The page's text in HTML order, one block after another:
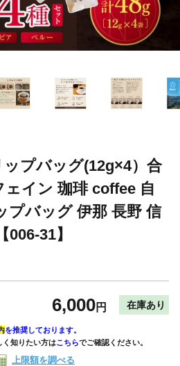
ップバッグ(12g×4）合
ェイン 珈琲 coffee 自
プバッグ 伊那 長野 信
31】
6,000円 在庫あり
を推奨しております。
く知りたい方はこちらでご確認ください。
上限額を調べる